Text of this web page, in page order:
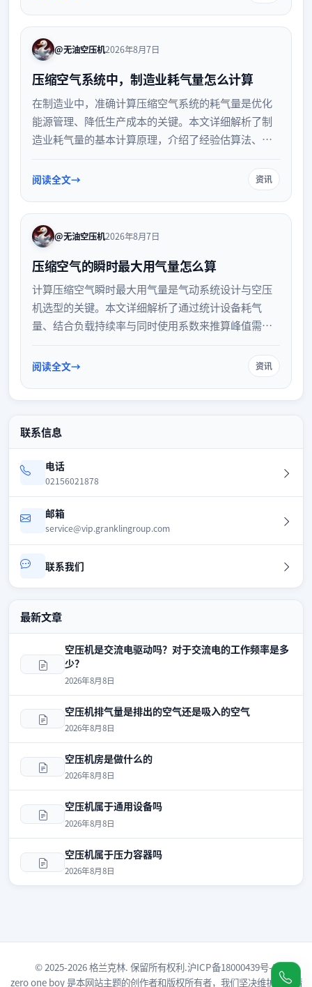
@无油空压机2026年8月7日
压缩空气系统中，制造业耗气量怎么计算
在制造业中，准确计算压缩空气系统的耗气量是优化
能源管理、降低生产成本的关键。本文详细解析了制
造业耗气量的基本计算原理，介绍了经验估算法、实
响实际耗气量的关键因素。通过科学的计算与系统优
化，企业可有效减少能源浪费，提升整体生产效率。
阅读全文 资讯
@无油空压机2026年8月7日
压缩空气的瞬时最大用气量怎么算
计算压缩空气瞬时最大用气量是气动系统设计与空压
机选型的关键。本文详细解析了通过统计设备耗气
量、结合负载持续率与同时使用系数来推算峰值需求
事项，帮助企业科学规划供气系统，避免能源浪费与
阅读全文 资讯
联系信息
电话
02156021878
邮箱
service@vip.granklingroup.com
联系我们
最新文章
空压机是交流电驱动吗？对于交流电的工作频率是多
少？
2026年8月8日
空压机排气量是排出的空气还是吸入的空气
2026年8月8日
空压机房是做什么的
2026年8月8日
空压机属于通用设备吗
2026年8月8日
空压机属于压力容器吗
2026年8月8日
© 2025-2026 格兰克林. 保留所有权利.沪ICP备18000439号-3
zero one boy是本网站主题的创作者和版权所有者，我们坚决维护原创精